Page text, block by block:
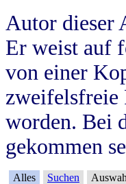
Autor dieser
Er weist auf
von einer
zweifelsfreie
worden. Bei
gekommen
Alles Suchen